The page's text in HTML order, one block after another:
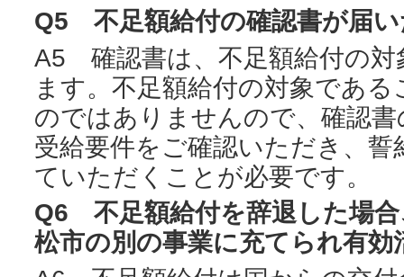
Q5 不足額給付の確認書が届
A5 確認書は、不足額給付の対
ます。不足額給付の対象であ
のではありませんので、確認
受給要件をご確認いただき、
ていただくことが必要です。
Q6 不足額給付を辞退した場合
松市の別の事業に充てられ有効